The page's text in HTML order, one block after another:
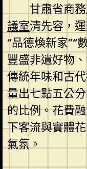
甘肅省商
議室清先容，
“品德煥新家”“
豐盛非遺好物
傳統年味和古
量出七點五公
的比例。花費
下客流與實體
氣氛。